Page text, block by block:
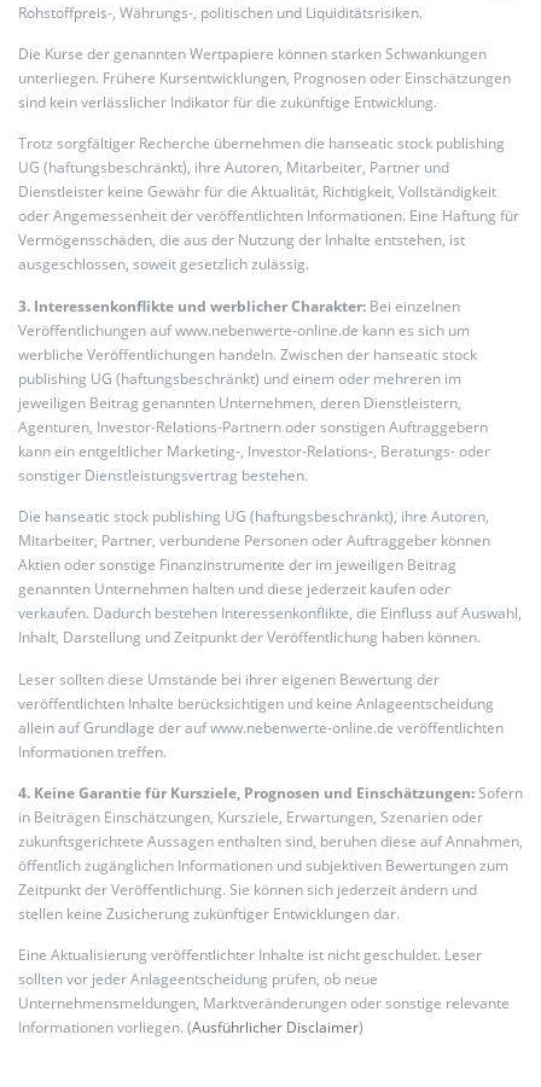
Rohstoffpreis-, Währungs-, politischen und Liquiditätsrisiken.
Die Kurse der genannten Wertpapiere können starken Schwankungen
unterliegen. Frühere Kursentwicklungen, Prognosen oder Einschätzungen
sind kein verlässlicher Indikator für die zukünftige Entwicklung.
Trotz sorgfältiger Recherche übernehmen die hanseatic stock publishing
UG (haftungsbeschränkt), ihre Autoren, Mitarbeiter, Partner und
Dienstleister keine Gewähr für die Aktualität, Richtigkeit, Vollständigkeit
oder Angemessenheit der veröffentlichten Informationen. Eine Haftung für
Vermögensschäden, die aus der Nutzung der Inhalte entstehen, ist
ausgeschlossen, soweit gesetzlich zulässig.
3. Interessenkonflikte und werblicher Charakter: Bei einzelnen
Veröffentlichungen auf www.nebenwerte-online.de kann es sich um
werbliche Veröffentlichungen handeln. Zwischen der hanseatic stock
publishing UG (haftungsbeschränkt) und einem oder mehreren im
jeweiligen Beitrag genannten Unternehmen, deren Dienstleistern,
Agenturen, Investor-Relations-Partnern oder sonstigen Auftraggebern
kann ein entgeltlicher Marketing-, Investor-Relations-, Beratungs- oder
sonstiger Dienstleistungsvertrag bestehen.
Die hanseatic stock publishing UG (haftungsbeschränkt), ihre Autoren,
Mitarbeiter, Partner, verbundene Personen oder Auftraggeber können
Aktien oder sonstige Finanzinstrumente der im jeweiligen Beitrag
genannten Unternehmen halten und diese jederzeit kaufen oder
verkaufen. Dadurch bestehen Interessenkonflikte, die Einfluss auf Auswahl,
Inhalt, Darstellung und Zeitpunkt der Veröffentlichung haben können.
Leser sollten diese Umstände bei ihrer eigenen Bewertung der
veröffentlichten Inhalte berücksichtigen und keine Anlageentscheidung
allein auf Grundlage der auf www.nebenwerte-online.de veröffentlichten
Informationen treffen.
4. Keine Garantie für Kursziele, Prognosen und Einschätzungen:Sofern
in Beiträgen Einschätzungen, Kursziele, Erwartungen, Szenarien oder
zukunftsgerichtete Aussagen enthalten sind, beruhen diese auf Annahmen,
öffentlich zugänglichen Informationen und subjektiven Bewertungen zum
Zeitpunkt der Veröffentlichung. Sie können sich jederzeit ändern und
stellen keine Zusicherung zukünftiger Entwicklungen dar.
Eine Aktualisierung veröffentlichter Inhalte ist nicht geschuldet. Leser
sollten vor jeder Anlageentscheidung prüfen, ob neue
Unternehmensmeldungen, Marktveränderungen oder sonstige relevante
Informationen vorliegen. (Ausführlicher Disclaimer)